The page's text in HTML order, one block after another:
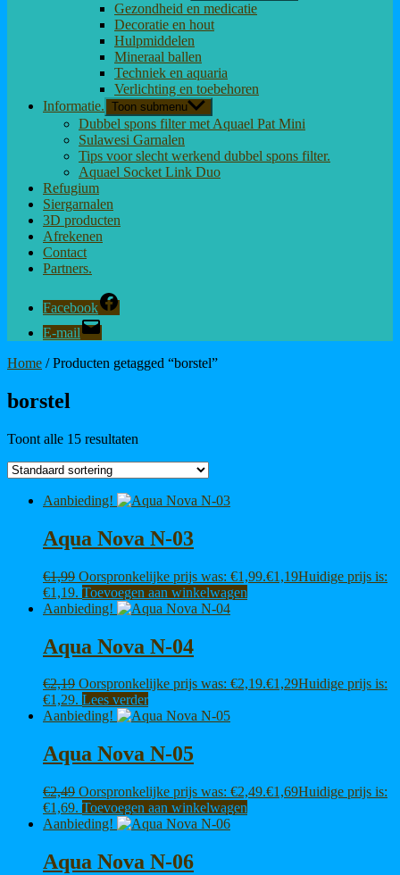
Gezondheid en medicatie
Decoratie en hout
Hulpmiddelen
Mineraal ballen
Techniek en aquaria
Verlichting en toebehoren
Informatie. Toon submenu
Dubbel spons filter met Aquael Pat Mini
Sulawesi Garnalen
Tips voor slecht werkend dubbel spons filter.
Aquael Socket Link Duo
Refugium
Siergarnalen
3D producten
Afrekenen
Contact
Partners.
Facebook
E-mail
Home / Producten getagged “borstel”
borstel
Toont alle 15 resultaten
Aanbieding!
Aqua Nova N-03
€1,99 Oorspronkelijke prijs was: €1,99.€1,19Huidige prijs is:
€1,19. Toevoegen aan winkelwagen
Aanbieding!
Aqua Nova N-04
€2,19 Oorspronkelijke prijs was: €2,19.€1,29Huidige prijs is:
€1,29. Lees verder
Aanbieding!
Aqua Nova N-05
€2,49 Oorspronkelijke prijs was: €2,49.€1,69Huidige prijs is:
€1,69. Toevoegen aan winkelwagen
Aanbieding!
Aqua Nova N-06